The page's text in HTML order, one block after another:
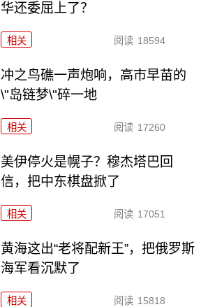
华还委屈上了？
相关 阅读 18594
冲之鸟礁一声炮响，高市早苗的
\"岛链梦\"碎一地
相关 阅读 17260
美伊停火是幌子？穆杰塔巴回
信，把中东棋盘掀了
相关 阅读 17051
黄海这出“老将配新王”，把俄罗斯
海军看沉默了
相关 阅读 15818